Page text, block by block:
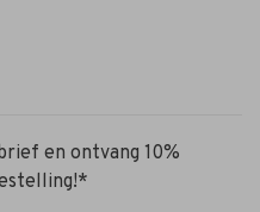
en ontvang 10%